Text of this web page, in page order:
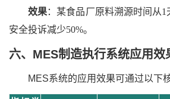
效果：某食品厂原料溯源时间从
安全投诉减少50%。
六、MES制造执行系统应用效
MES系统的应用效果可通过以下